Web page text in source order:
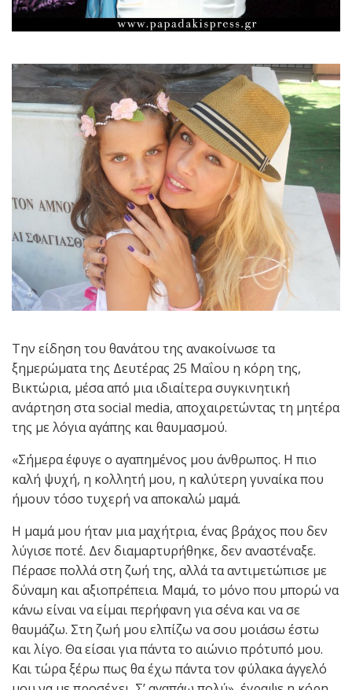
Την είδηση του θανάτου της ανακοίνωσε τα
ξημερώματα της Δευτέρας 25 Μαΐου η κόρη της,
Βικτώρια, μέσα από μια ιδιαίτερα συγκινητική
ανάρτηση στα social media, αποχαιρετώντας τη μητέρα
της με λόγια αγάπης και θαυμασμού.
«Σήμερα έφυγε ο αγαπημένος μου άνθρωπος. Η πιο
καλή ψυχή, η κολλητή μου, η καλύτερη γυναίκα που
ήμουν τόσο τυχερή να αποκαλώ μαμά.
Η μαμά μου ήταν μια μαχήτρια, ένας βράχος που δεν
λύγισε ποτέ. Δεν διαμαρτυρήθηκε, δεν αναστέναξε.
Πέρασε πολλά στη ζωή της, αλλά τα αντιμετώπισε με
δύναμη και αξιοπρέπεια. Μαμά, το μόνο που μπορώ να
κάνω είναι να είμαι περήφανη για σένα και να σε
θαυμάζω. Στη ζωή μου ελπίζω να σου μοιάσω έστω
και λίγο. Θα είσαι για πάντα το αιώνιο πρότυπό μου.
Και τώρα ξέρω πως θα έχω πάντα τον φύλακα άγγελό